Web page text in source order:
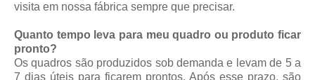
visita em nossa fábrica sempre que precisar.
Quanto tempo leva para meu quadro ou produto ficar
pronto?
Os quadros são produzidos sob demanda e levam de 5 a
7 dias úteis para ficarem prontos. Após esse prazo, são